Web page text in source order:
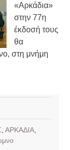
«Αρκάδια»
στην 77η
έκδοσή τους
θα
στη μνήμη
ΑΡΚΑΔΙΑ,